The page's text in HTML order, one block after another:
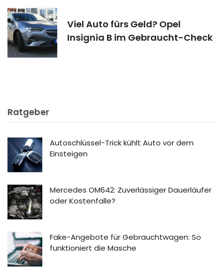
Viel Auto fürs Geld? Opel
Insignia B im Gebraucht-Check
Ratgeber
Autoschlüssel-Trick kühlt Auto vor dem
Einsteigen
Mercedes OM642: Zuverlässiger Dauerläufer
oder Kostenfalle?
Fake-Angebote für Gebrauchtwagen: So
funktioniert die Masche